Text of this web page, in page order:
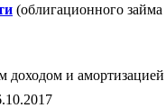
(облигационного
и амортизацией